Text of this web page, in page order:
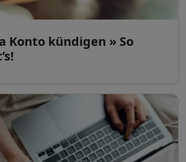
Konto kündigen » So